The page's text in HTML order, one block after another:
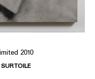
2010
TOILE